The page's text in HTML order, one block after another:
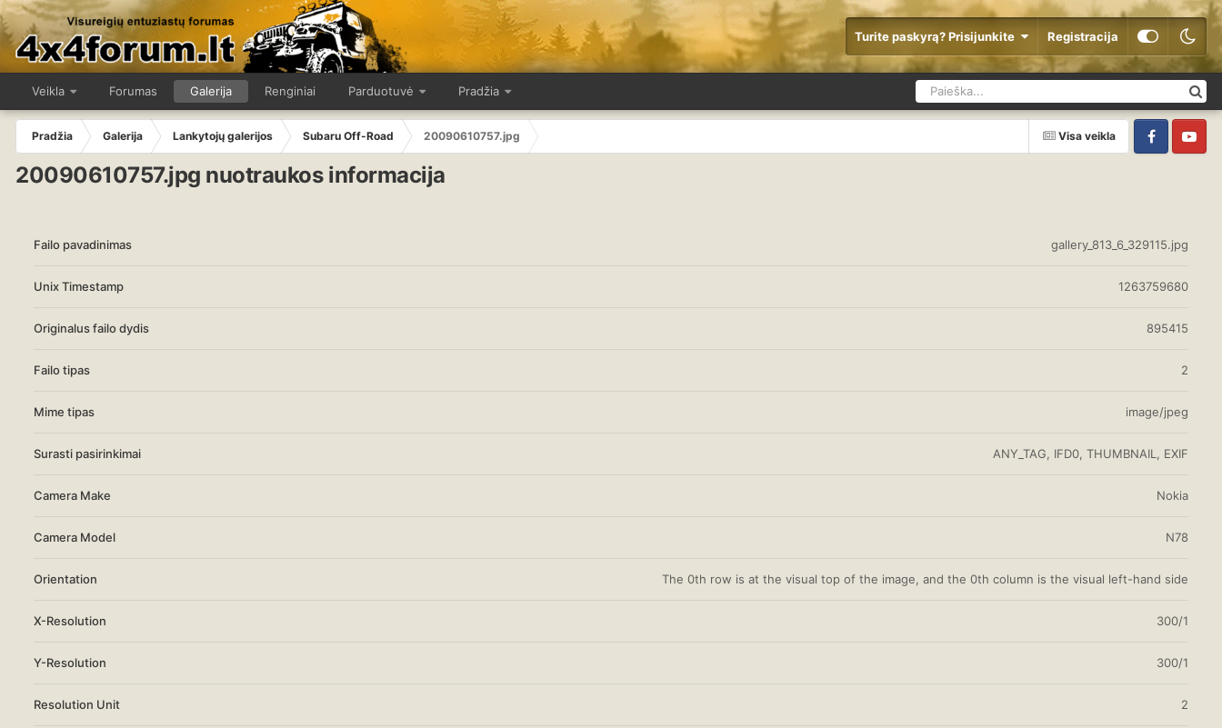
Turite paskyrą? Prisijunkite Registracija
Veikla Forumas Galerija Renginiai Parduotuvė Pradžia
Visa veikla
Pradžia Galerija Lankytojų galerijos Subaru Off-Road 20090610757.jpg
FacebookYouTube
20090610757.jpg nuotraukos informacija
Failo pavadinimas gallery_813_6_329115.jpg
Unix Timestamp 1263759680
Originalus failo dydis 895415
Failo tipas 2
Mime tipas image/jpeg
Surasti pasirinkimai ANY_TAG, IFD0, THUMBNAIL, EXIF
Camera Make Nokia
Camera Model N78
Orientation The 0th row is at the visual top of the image, and the 0th column is the visual left-hand side
X-Resolution 300/1
Y-Resolution 300/1
Resolution Unit 2